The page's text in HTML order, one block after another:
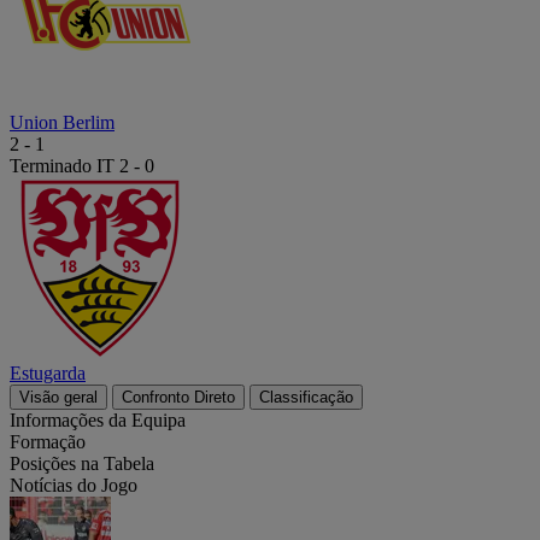
Union Berlim
2 - 1
Terminado IT 2 - 0
Estugarda
Visão geral Confronto Direto Classificação
Informações da Equipa
Formação
Posições na Tabela
Notícias do Jogo